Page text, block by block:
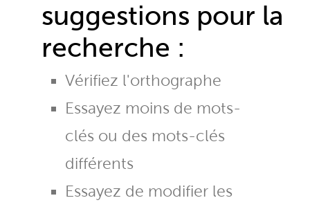
suggestions pour la
recherche :
Vérifiez l'orthographe
Essayez moins de mots-
clés ou des mots-clés
différents
Essayez de modifier les